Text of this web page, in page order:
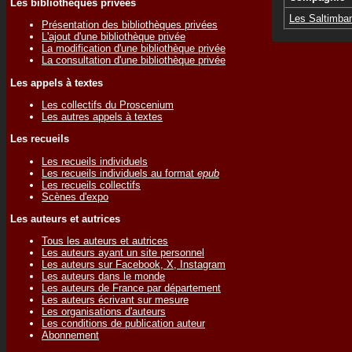
Les bibliothèques privées
Présentation des bibliothèques privées
L'ajout d'une bibliothèque privée
La modification d'une bibliothèque privée
La consultation d'une bibliothèque privée
Les appels à textes
Les collectifs du Proscenium
Les autres appels à textes
Les recueils
Les recueils individuels
Les recueils individuels au format epub
Les recueils collectifs
Scènes d'expo
Les auteurs et autrices
Tous les auteurs et autrices
Les auteurs ayant un site personnel
Les auteurs sur Facebook, X, Instagram
Les auteurs dans le monde
Les auteurs de France par département
Les auteurs écrivant sur mesure
Les organisations d'auteurs
Les conditions de publication auteur
Abonnement
Les